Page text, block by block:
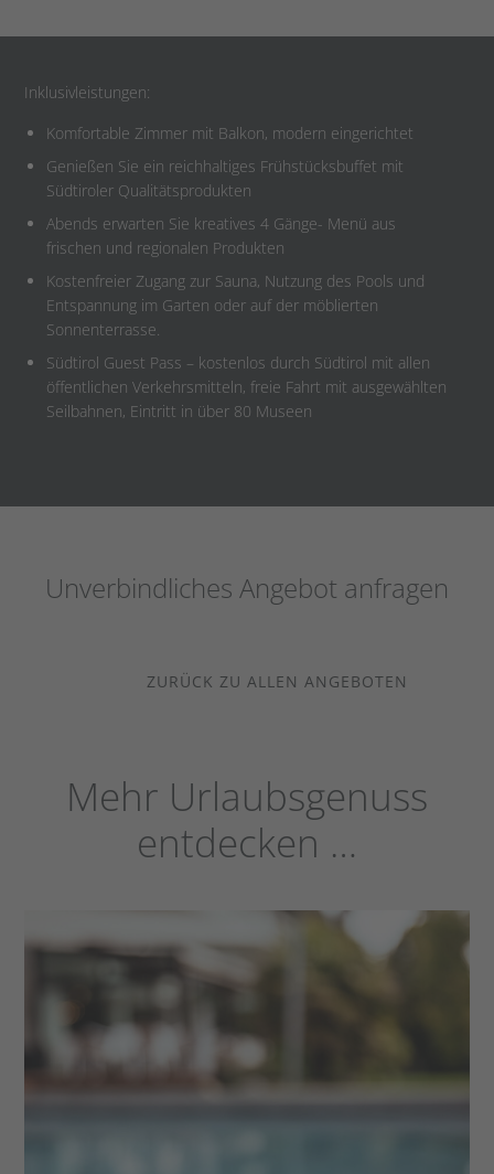
Inklusivleistungen:
Komfortable Zimmer mit Balkon, modern eingerichtet
Genießen Sie ein reichhaltiges Frühstücksbuffet mit
Südtiroler Qualitätsprodukten
Abends erwarten Sie kreatives 4 Gänge- Menü aus
frischen und regionalen Produkten
Kostenfreier Zugang zur Sauna, Nutzung des Pools und
Entspannung im Garten oder auf der möblierten
Sonnenterrasse.
Südtirol Guest Pass – kostenlos durch Südtirol mit allen
öffentlichen Verkehrsmitteln, freie Fahrt mit ausgewählten
Seilbahnen, Eintritt in über 80 Museen
Unverbindliches Angebot anfragen
ZURÜCK ZU ALLEN ANGEBOTEN
Mehr Urlaubsgenuss
entdecken …